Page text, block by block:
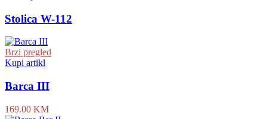
Stolica W-112
Brzi pregled
Kupi artikl
Barca III
169.00 KM